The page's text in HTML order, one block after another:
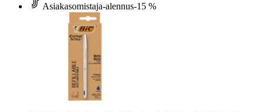
Asiakasomistaja-alennus-15 %